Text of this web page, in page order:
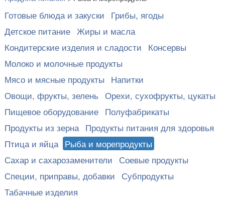
Готовые блюда и закуски Грибы, ягоды
Детское питание Жиры и масла
Кондитерские изделия и сладости Консервы
Молоко и молочные продукты
Мясо и мясные продукты Напитки
Овощи, фрукты, зелень Орехи, сухофрукты, цукаты
Пищевое оборудование Полуфабрикаты
Продукты из зерна Продукты питания для здоровья
Птица и яйца Рыба и морепродукты
Сахар и сахарозаменители Соевые продукты
Специи, приправы, добавки Субпродукты
Табачные изделия